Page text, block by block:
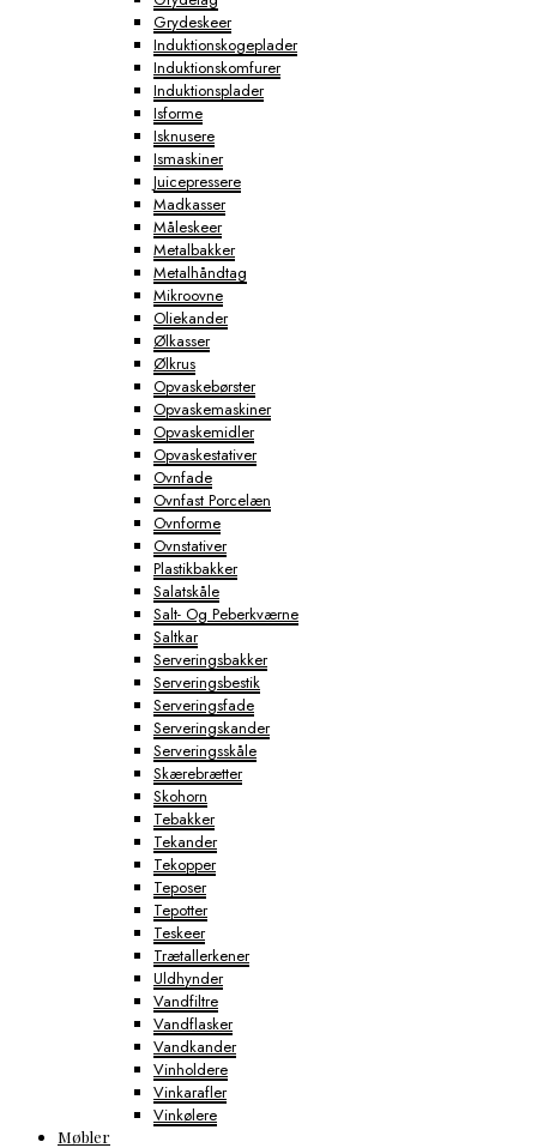
Grydeskeer
Induktionskogeplader
Induktionskomfurer
Induktionsplader
Isforme
Isknusere
Ismaskiner
Juicepressere
Madkasser
Måleskeer
Metalbakker
Metalhåndtag
Mikroovne
Oliekander
Ølkasser
Ølkrus
Opvaskebørster
Opvaskemaskiner
Opvaskemidler
Opvaskestativer
Ovnfade
Ovnfast Porcelæn
Ovnforme
Ovnstativer
Plastikbakker
Salatskåle
Salt- Og Peberkværne
Saltkar
Serveringsbakker
Serveringsbestik
Serveringsfade
Serveringskander
Serveringsskåle
Skærebrætter
Skohorn
Tebakker
Tekander
Tekopper
Teposer
Tepotter
Teskeer
Trætallerkener
Uldhynder
Vandfiltre
Vandflasker
Vandkander
Vinholdere
Vinkarafler
Vinkølere
Møbler